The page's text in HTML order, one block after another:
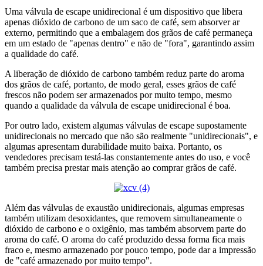
Uma válvula de escape unidirecional é um dispositivo que libera
apenas dióxido de carbono de um saco de café, sem absorver ar
externo, permitindo que a embalagem dos grãos de café permaneça
em um estado de "apenas dentro" e não de "fora", garantindo assim
a qualidade do café.
A liberação de dióxido de carbono também reduz parte do aroma
dos grãos de café, portanto, de modo geral, esses grãos de café
frescos não podem ser armazenados por muito tempo, mesmo
quando a qualidade da válvula de escape unidirecional é boa.
Por outro lado, existem algumas válvulas de escape supostamente
unidirecionais no mercado que não são realmente "unidirecionais", e
algumas apresentam durabilidade muito baixa. Portanto, os
vendedores precisam testá-las constantemente antes do uso, e você
também precisa prestar mais atenção ao comprar grãos de café.
Além das válvulas de exaustão unidirecionais, algumas empresas
também utilizam desoxidantes, que removem simultaneamente o
dióxido de carbono e o oxigênio, mas também absorvem parte do
aroma do café. O aroma do café produzido dessa forma fica mais
fraco e, mesmo armazenado por pouco tempo, pode dar a impressão
de "café armazenado por muito tempo".